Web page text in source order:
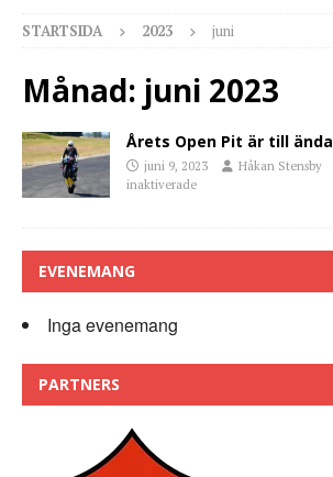
STARTSIDA 2023 juni
Månad: juni 2023
Årets Open Pit är till ända
juni 9, 2023 Håkan Stensby
inaktiverade
EVENEMANG
Inga evenemang
PARTNERS